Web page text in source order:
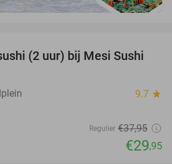
21%
(2 uur) bij Mesi Sushi
9.7 star
Regulier €37,95
€29,95